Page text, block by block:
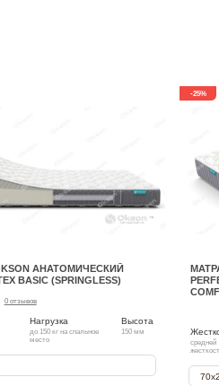
АНАТОМИЧЕСКИЙ
BASIC (SPRINGLESS)
0 отзывов
Нагрузка
до 150 кг на спальное
место
Высота
150 мм
-25%
средней